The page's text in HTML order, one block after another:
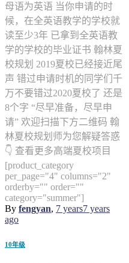
母语为英语 当你申请的时
候，在全英语教学的学校就
读至少3年 已拿到全英语教
学的学校的毕业证书 翰林夏
校规划 2019夏校已经接近尾
声 错过申请时机的同学们千
万不要错过2020夏校了 还是
8个字 “尽早准备，尽早申
请” 欢迎扫描下方二维码 翰
林夏校规划师为您解疑答惑
👇 查看更多高端夏校项目
[product_category
per_page="4" columns="2"
orderby="" order=""
category="summer"]
By fengyan, 7 years7 years
ago
10年级